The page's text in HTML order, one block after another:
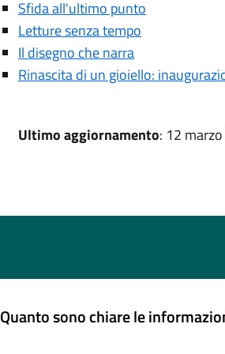
Sfida all'ultimo punto
Letture senza tempo
Il disegno che narra
Rinascita di un gioiello:
Ultimo aggiornamento: 12
Quanto sono chiare le